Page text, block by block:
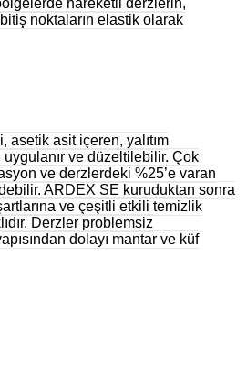
hareketli derzlerin,
noktaların elastik olarak
asit içeren, yalıtım
uygulanır ve düzeltilebilir. Çok
ve derzlerdeki %25’e varan
ARDEX SE kuruduktan sonra
ve çeşitli etkili temizlik
Derzler problemsiz
dolayı mantar ve küf